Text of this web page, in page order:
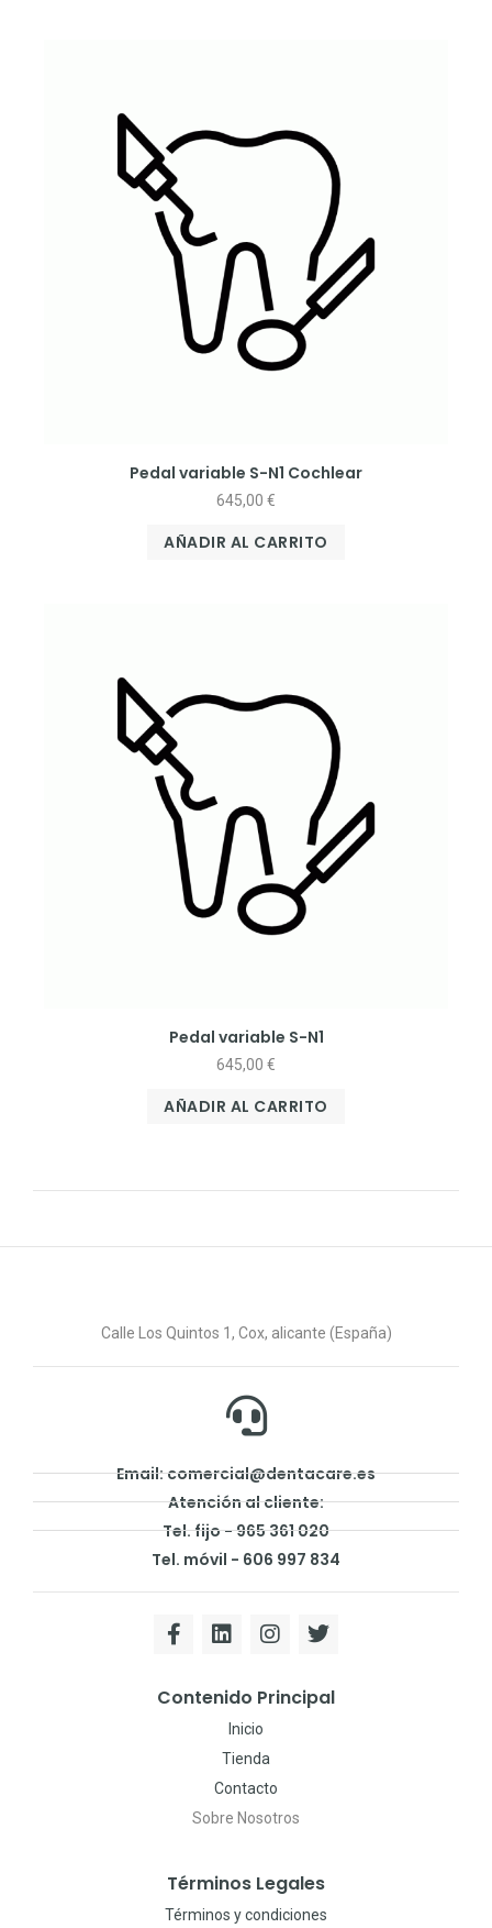
Pedal variable S-N1 Cochlear
645,00 €
AÑADIR AL CARRITO
Pedal variable S-N1
645,00 €
AÑADIR AL CARRITO
Calle Los Quintos 1, Cox, alicante (España)
Email: comercial@dentacare.es
Atención al cliente:
Tel. fijo - 965 361 020
Tel. móvil - 606 997 834
Contenido Principal
Inicio
Tienda
Contacto
Sobre Nosotros
Términos Legales
Términos y condiciones